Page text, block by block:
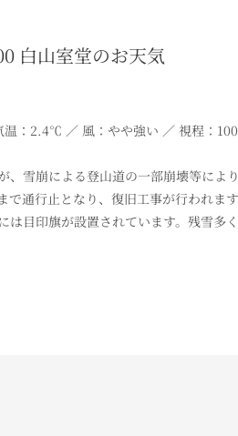
白山室堂のお天気
：2.4℃ ／ 風：やや強い ／ 視程：100
雪崩による登山道の一部崩壊等によ
通行止となり、復旧工事が行われます
目印旗が設置されています。残雪多